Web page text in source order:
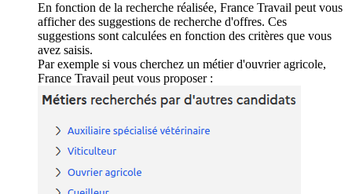
En fonction de la recherche réalisée, France Travail peut vous
afficher des suggestions de recherche d'offres. Ces
suggestions sont calculées en fonction des critères que vous
avez saisis.
Par exemple si vous cherchez un métier d'ouvrier agricole,
France Travail peut vous proposer :